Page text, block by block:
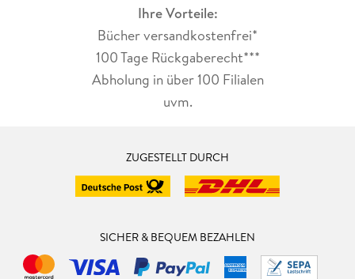
Ein einzigartiger Blick hinter die Kulissen der Internationalen
Raumstation und ein aufregendes Leseabenteuer für junge
Weltraum-Fans!
Dieses Buch ist bei Antolin verfügbar.
Ihre Vorteile:
Bücher versandkostenfrei*
100 Tage Rückgaberecht***
Abholung in über 100 Filialen
uvm.
ZUGESTELLT DURCH
SICHER & BEQUEM BEZAHLEN